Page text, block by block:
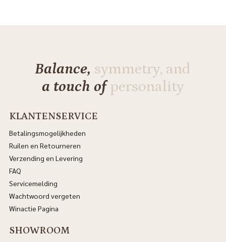
Balance, symmetry, and
a touch ofpersonality
KLANTENSERVICE
Betalingsmogelijkheden
Ruilen en Retourneren
Verzending en Levering
FAQ
Servicemelding
Wachtwoord vergeten
Winactie Pagina
SHOWROOM